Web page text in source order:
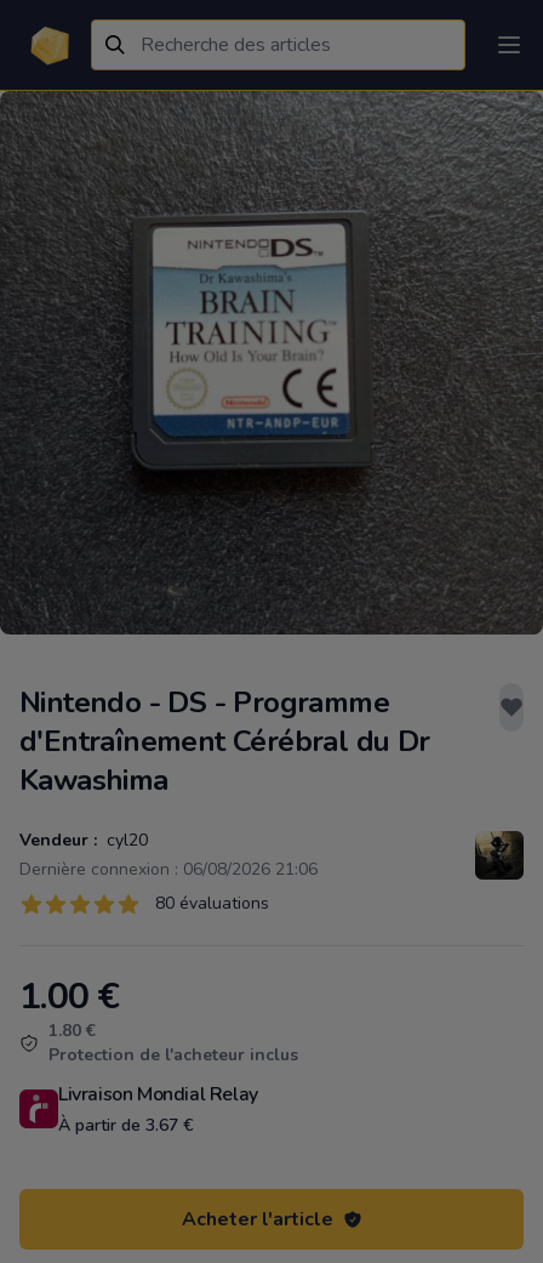
Nintendo - DS - Programme
d'Entraînement Cérébral du Dr
Kawashima
Vendeur : cyl20
Dernière connexion : 06/08/2026 21:06
Évaluations
80 sur 5 étoiles 80 évaluations
Product information
1.00€
1.80 €
Protection de l'acheteur inclus
Livraison Mondial Relay
À partir de 3.67 €
Acheter l'article